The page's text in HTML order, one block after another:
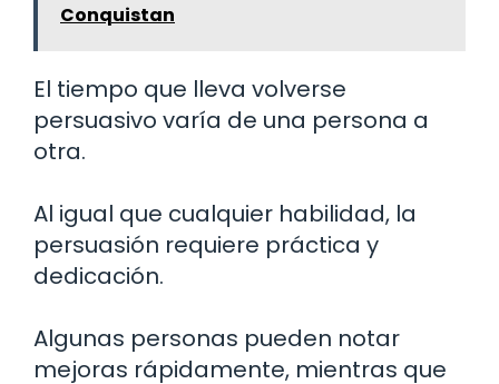
Conquistan
El tiempo que lleva volverse
persuasivo varía de una persona a
otra.
Al igual que cualquier habilidad, la
persuasión requiere práctica y
dedicación.
Algunas personas pueden notar
mejoras rápidamente, mientras que